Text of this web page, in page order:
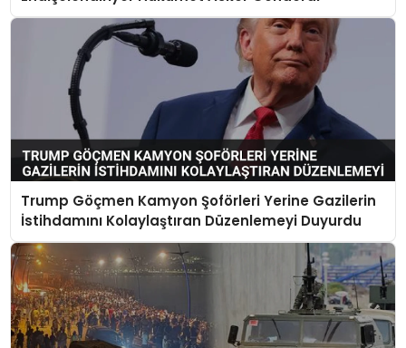
Trump Göçmen Kamyon Şoförleri Yerine Gazilerin
İstihdamını Kolaylaştıran Düzenlemeyi Duyurdu